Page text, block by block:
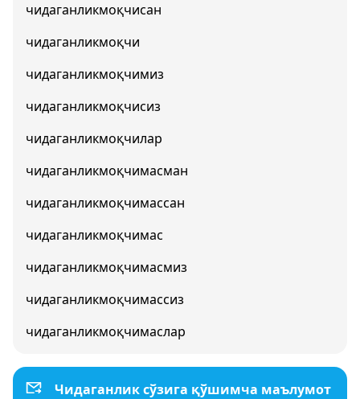
чидаганликмоқчисан
чидаганликмоқчи
чидаганликмоқчимиз
чидаганликмоқчисиз
чидаганликмоқчилар
чидаганликмоқчимасман
чидаганликмоқчимассан
чидаганликмоқчимас
чидаганликмоқчимасмиз
чидаганликмоқчимассиз
чидаганликмоқчимаслар
Чидаганлик сўзига қўшимча маълумот